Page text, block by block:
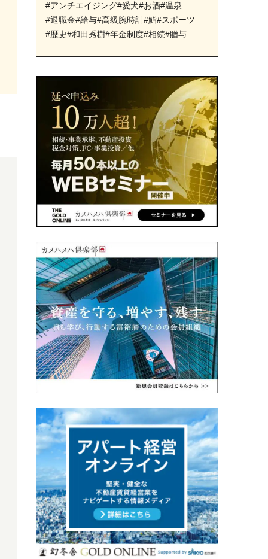
#アンチエイジング#愛犬#お酒#温泉
#退職金#給与#高級腕時計#鮨#スポーツ
#歴史#和田秀樹#年金制度#相続#贈与